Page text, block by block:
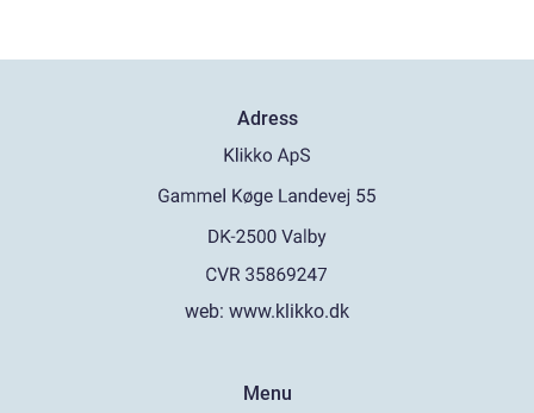
Adress
web: www.klikko.dk
Menu